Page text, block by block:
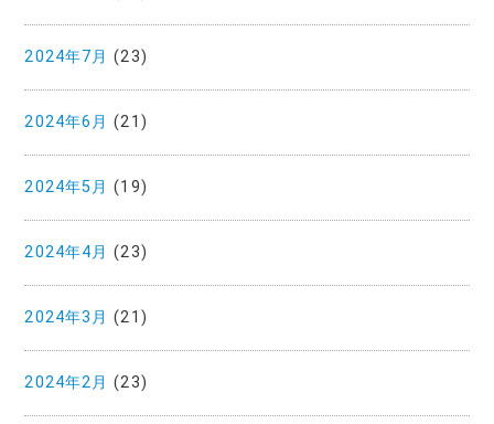
2024年7月 (23)
2024年6月 (21)
2024年5月 (19)
2024年4月 (23)
2024年3月 (21)
2024年2月 (23)